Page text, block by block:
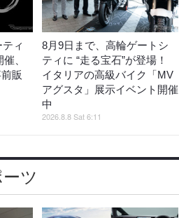
ィ
、
販
8月9日まで、高輪ゲートシ
ティに “走る宝石”が登場！
イタリアの高級バイク「MV
アグスタ」展示イベント開催
中
2026.8.8 Sat 6:11
ツ